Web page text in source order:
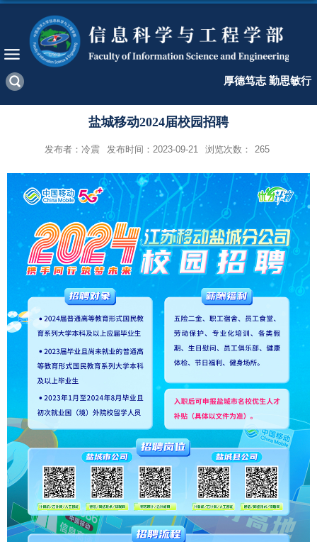
厚德笃志 勤思敏行
盐城移动2024届校园招聘
发布者：冷震 发布时间：2023-09-21 浏览次数： 265